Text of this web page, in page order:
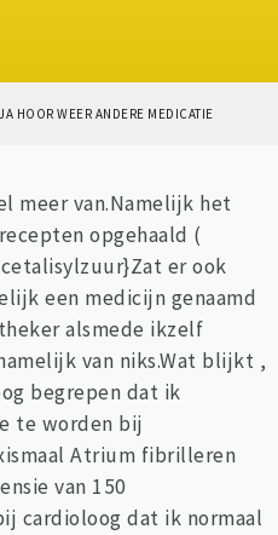
JA HOOR WEER ANDERE MEDICATIE
meer van.Namelijk het
opgehaald (
er ook
een medicijn genaamd
alsmede ikzelf
van niks.Wat blijkt ,
begrepen dat ik
te worden bij
Atrium fibrilleren
van 150
cardioloog dat ik normaal